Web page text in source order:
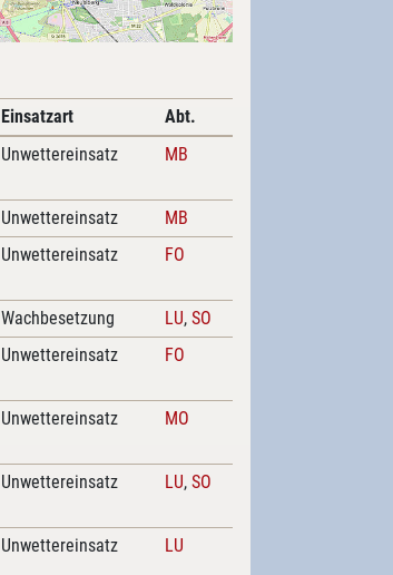
Einsatzart
Abt.
Unwettereinsatz MB
Unwettereinsatz
MB
Unwettereinsatz FO
Wachbesetzung LU, SO
Unwettereinsatz FO
Unwettereinsatz MO
Unwettereinsatz LU, SO
Unwettereinsatz LU